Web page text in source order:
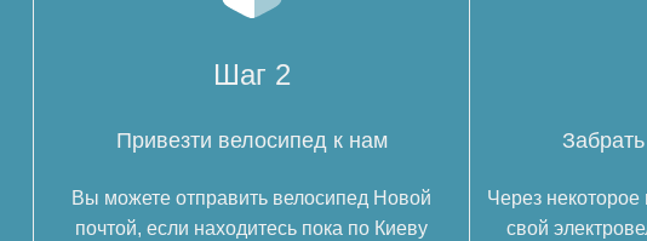
Шаг 2
Привезти велосипед к нам
Вы можете отправить велосипед Новой
почтой, если находитесь пока по Киеву
Через
свой